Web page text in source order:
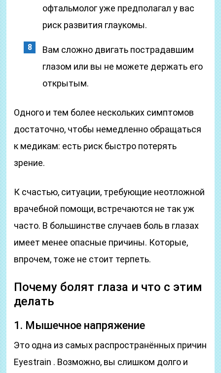
офтальмолог уже предполагал у вас
риск развития глаукомы.
Вам сложно двигать пострадавшим
глазом или вы не можете держать его
открытым.
Одного и тем более нескольких симптомов
достаточно, чтобы немедленно обращаться
к медикам: есть риск быстро потерять
зрение.
К счастью, ситуации, требующие неотложной
врачебной помощи, встречаются не так уж
часто. В большинстве случаев боль в глазах
имеет менее опасные причины. Которые,
впрочем, тоже не стоит терпеть.
Почему болят глаза и что с этим
делать
1. Мышечное напряжение
Это одна из самых распространённых причин
Eyestrain . Возможно, вы слишком долго и